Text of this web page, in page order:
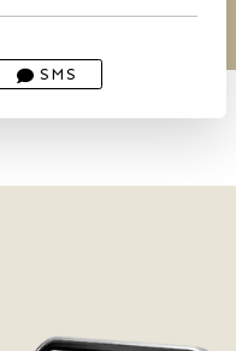
SMS